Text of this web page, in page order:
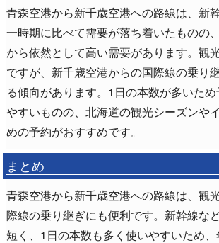
青森空港から新千歳空港への路線は、新
一時期に比べて需要が落ち着いたものの
から依然として高い需要があります。観
ですが、新千歳空港からの国際線の乗り
る傾向があります。1日の本数が多いた
やすいものの、北海道の観光シーズンや
めの予約がおすすめです。
まとめ
青森空港から新千歳空港への路線は、観
際線の乗り継ぎにも便利です。新幹線な
短く、1日の本数も多く使いやすいため